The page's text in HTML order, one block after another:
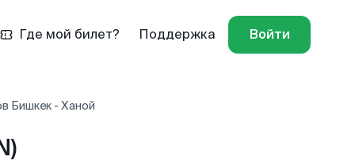
Где мой билет? Поддержка Войти
Бишкек - Ханой